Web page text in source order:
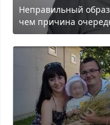
Неправильный
чем причина